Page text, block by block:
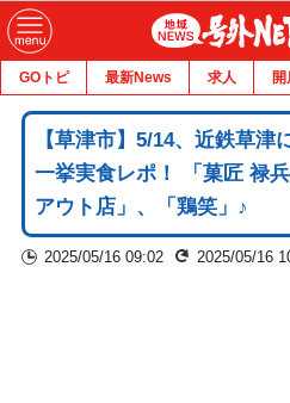
GOトピ 最新News 求人
【草津市】5/14、近鉄草
一挙実食レポ！ 「菓匠 禄
アウト店」、「鶏笑」♪
2025/05/16 09:02 2025/05/16